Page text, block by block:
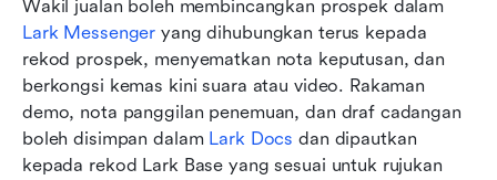
Lark Messenger yang dihubungkan terus kepada
rekod prospek, menyematkan nota keputusan, dan
berkongsi kemas kini suara atau video. Rakaman
demo, nota panggilan penemuan, dan draf cadangan
boleh disimpan dalam Lark Docs dan dipautkan
kepada rekod Lark Base yang sesuai untuk rujukan